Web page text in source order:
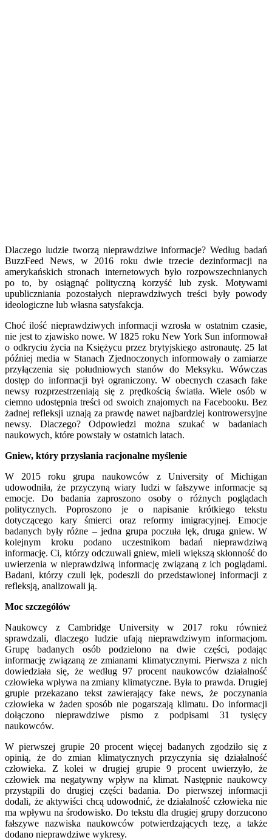
Dlaczego ludzie tworzą nieprawdziwe informacje? Według badań
BuzzFeed News, w 2016 roku dwie trzecie dezinformacji na
amerykańskich stronach internetowych było rozpowszechnianych
po to, by osiągnąć polityczną korzyść lub zysk. Motywami
upubliczniania pozostałych nieprawdziwych treści były powody
ideologiczne lub własna satysfakcja.
Choć ilość nieprawdziwych informacji wzrosła w ostatnim czasie,
nie jest to zjawisko nowe. W 1825 roku New York Sun informował
o odkryciu życia na Księżycu przez brytyjskiego astronautę. 25 lat
później media w Stanach Zjednoczonych informowały o zamiarze
przyłączenia się południowych stanów do Meksyku. Wówczas
dostęp do informacji był ograniczony. W obecnych czasach fake
newsy rozprzestrzeniają się z prędkością światła. Wiele osób w
ciemno udostępnia treści od swoich znajomych na Facebooku. Bez
żadnej refleksji uznają za prawdę nawet najbardziej kontrowersyjne
newsy. Dlaczego? Odpowiedzi można szukać w badaniach
naukowych, które powstały w ostatnich latach.
Gniew, który przysłania racjonalne myślenie
W 2015 roku grupa naukowców z University of Michigan
udowodniła, że przyczyną wiary ludzi w fałszywe informacje są
emocje. Do badania zaproszono osoby o różnych poglądach
politycznych. Poproszono je o napisanie krótkiego tekstu
dotyczącego kary śmierci oraz reformy imigracyjnej. Emocje
badanych były różne – jedna grupa poczuła lęk, druga gniew. W
kolejnym kroku podano uczestnikom badań nieprawdziwą
informację. Ci, którzy odczuwali gniew, mieli większą skłonność do
uwierzenia w nieprawdziwą informację związaną z ich poglądami.
Badani, którzy czuli lęk, podeszli do przedstawionej informacji z
refleksją, analizowali ją.
Moc szczegółów
Naukowcy z Cambridge University w 2017 roku również
sprawdzali, dlaczego ludzie ufają nieprawdziwym informacjom.
Grupę badanych osób podzielono na dwie części, podając
informację związaną ze zmianami klimatycznymi. Pierwsza z nich
dowiedziała się, że według 97 procent naukowców działalność
człowieka wpływa na zmiany klimatyczne. Była to prawda. Drugiej
grupie przekazano tekst zawierający fake news, że poczynania
człowieka w żaden sposób nie pogarszają klimatu. Do informacji
dołączono nieprawdziwe pismo z podpisami 31 tysięcy
naukowców.
W pierwszej grupie 20 procent więcej badanych zgodziło się z
opinią, że do zmian klimatycznych przyczynia się działalność
człowieka. Z kolei w drugiej grupie 9 procent uwierzyło, że
człowiek ma negatywny wpływ na klimat. Następnie naukowcy
przystąpili do drugiej części badania. Do pierwszej informacji
dodali, że aktywiści chcą udowodnić, że działalność człowieka nie
ma wpływu na środowisko. Do tekstu dla drugiej grupy dorzucono
fałszywe nazwiska naukowców potwierdzających tezę, a także
dodano nieprawdziwe wykresy.